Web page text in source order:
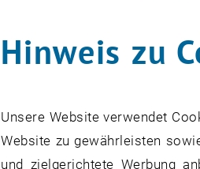
Die
Hinweis zu
Unsere Website verwendet
Website zu gewährleisten
und zielgerichtete Werbung